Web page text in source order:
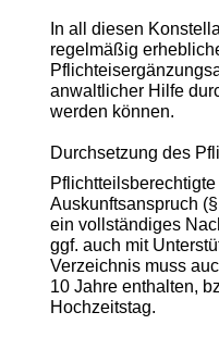
In all diesen
regelmäßig
anwaltlicher Hilfe
werden können.
Durchsetzung des
Auskunftsanspruch
ein vollständiges
ggf. auch mit
Verzeichnis muss
10 Jahre enthalten,
Hochzeitstag.